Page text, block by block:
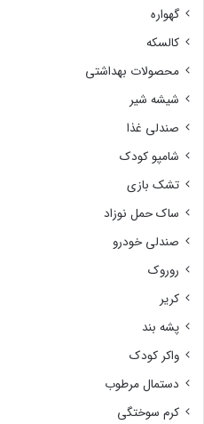
گهواره
کالسکه
محصولات بهداشتی
شیشه شیر
صندلی غذا
شامپو کودک
تشک بازی
ساک حمل نوزاد
صندلی خودرو
روروک
کریر
پشه بند
واکر کودک
دستمال مرطوب
کرم سوختگی